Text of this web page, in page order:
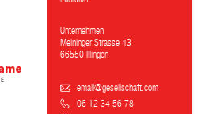
06 12 34 56 78
Unternehmen
Meininger Strasse 43
66550 Illingen
email@gesellschaft.com